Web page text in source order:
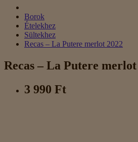
Borok
Ételekhez
Sültekhez
Recas – La Putere merlot 2022
Recas – La Putere merlot
3 990 Ft